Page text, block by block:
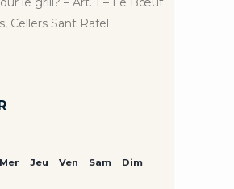
Cellers Sant Rafel
Mer Jeu Ven Sam Dim